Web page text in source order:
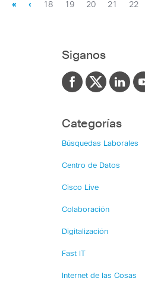
« ‹ 18 19 20 21 22
Siganos
Categorías
Búsquedas Laborales
Centro de Datos
Cisco Live
Colaboración
Digitalización
Fast IT
Internet de las Cosas